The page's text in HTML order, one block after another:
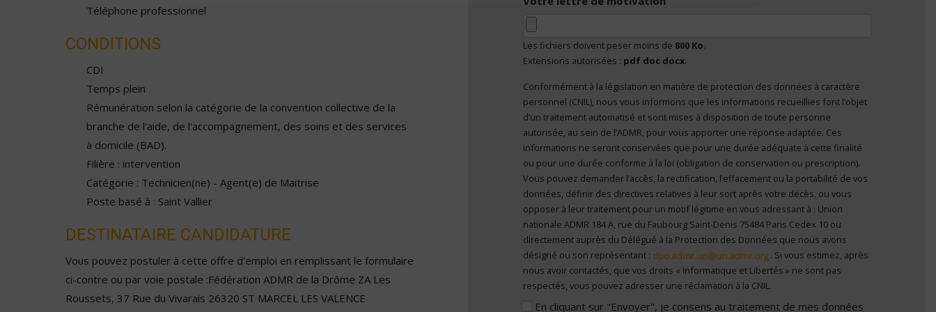
Téléphone professionnel
CONDITIONS
CDI
Temps plein
Rémunération selon la catégorie de la convention collective de la
branche de l'aide, de l'accompagnement, des soins et des services
à domicile (BAD).
Filière : intervention
Catégorie : Technicien(ne) - Agent(e) de Maitrise
Poste basé à : Saint Vallier
DESTINATAIRE CANDIDATURE
Vous pouvez postuler à cette offre d'emploi en remplissant le formulaire
ci-contre ou par voie postale :Fédération ADMR de la Drôme ZA Les
Roussets, 37 Rue du Vivarais 26320 ST MARCEL LES VALENCE
Les fichiers doivent peser moins de 800 Ko.
Extensions autorisées : pdf doc docx.
En cliquant sur "Envoyer", je consens au traitement de mes données à
caractère personnel*
Conformément à la législation en matière de protection des données à caractère
personnel (CNIL), nous vous informons que les informations recueillies font l’objet
d’un traitement automatisé et sont mises à disposition de toute personne
autorisée, au sein de l’ADMR, pour vous apporter une réponse adaptée. Ces
informations ne seront conservées que pour une durée adéquate à cette finalité
ou pour une durée conforme à la loi (obligation de conservation ou prescription).
Vous pouvez demander l’accès, la rectification, l’effacement ou la portabilité de vos
données, définir des directives relatives à leur sort après votre décès, ou vous
opposer à leur traitement pour un motif légitime en vous adressant à : Union
nationale ADMR 184 A, rue du Faubourg Saint-Denis 75484 Paris Cedex 10 ou
directement auprès du Délégué à la Protection des Données que nous avons
désigné ou son représentant :
. Si vous estimez, après
nous avoir contactés, que vos droits « Informatique et Libertés » ne sont pas
respectés, vous pouvez adresser une réclamation à la CNIL.
En cliquant sur "Envoyer", je consens au traitement de mes données